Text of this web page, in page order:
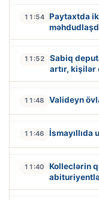
11:54 Paytaxtda
11:52
Sabiq
artır, kişilər
11:48 Valideyn
11:46 İsmayıllıda
11:40
Kolleclərin